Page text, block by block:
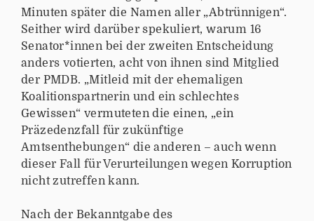
Minuten später die Namen aller „Abtrünnigen“.
Seither wird darüber spekuliert, warum 16
Senator*innen bei der zweiten Entscheidung
anders votierten, acht von ihnen sind Mitglied
der PMDB. „Mitleid mit der ehemaligen
Koalitionspartnerin und ein schlechtes
Gewissen“ vermuteten die einen, „ein
Präzedenzfall für zukünftige
Amtsenthebungen“ die anderen – auch wenn
dieser Fall für Verurteilungen wegen Korruption
nicht zutreffen kann.
Nach der Bekanntgabe des